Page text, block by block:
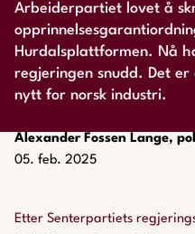
Alexander Fossen Lange,
05. feb. 2025
Arbeiderpartiet lovet å
Hurdalsplattformen. Nå
regjeringen snudd. Det er
nytt for norsk industri.
Etter Senterpartiets